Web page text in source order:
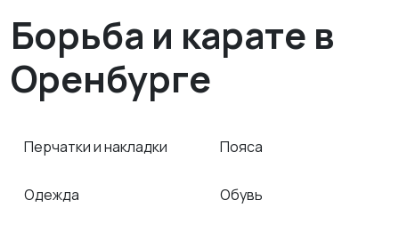
Борьба и карате в
Оренбурге
Перчатки и накладки
Одежда
Пояса
Обувь